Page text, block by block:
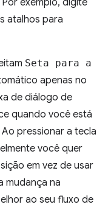
Por exemplo, digite
atalhos para
Seta para a
apenas no
de diálogo de
quando você está
pressionar a tecla
você quer
em vez de usar
mudança na
ao seu fluxo de